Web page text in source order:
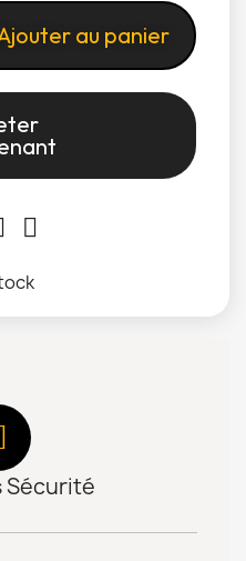
au panier
Sécurité